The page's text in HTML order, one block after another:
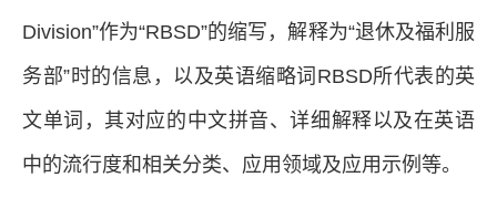
Division”作为“RBSD”的缩写，解释为“退休及福利服
务部”时的信息，以及英语缩略词RBSD所代表的英
文单词，其对应的中文拼音、详细解释以及在英语
中的流行度和相关分类、应用领域及应用示例等。